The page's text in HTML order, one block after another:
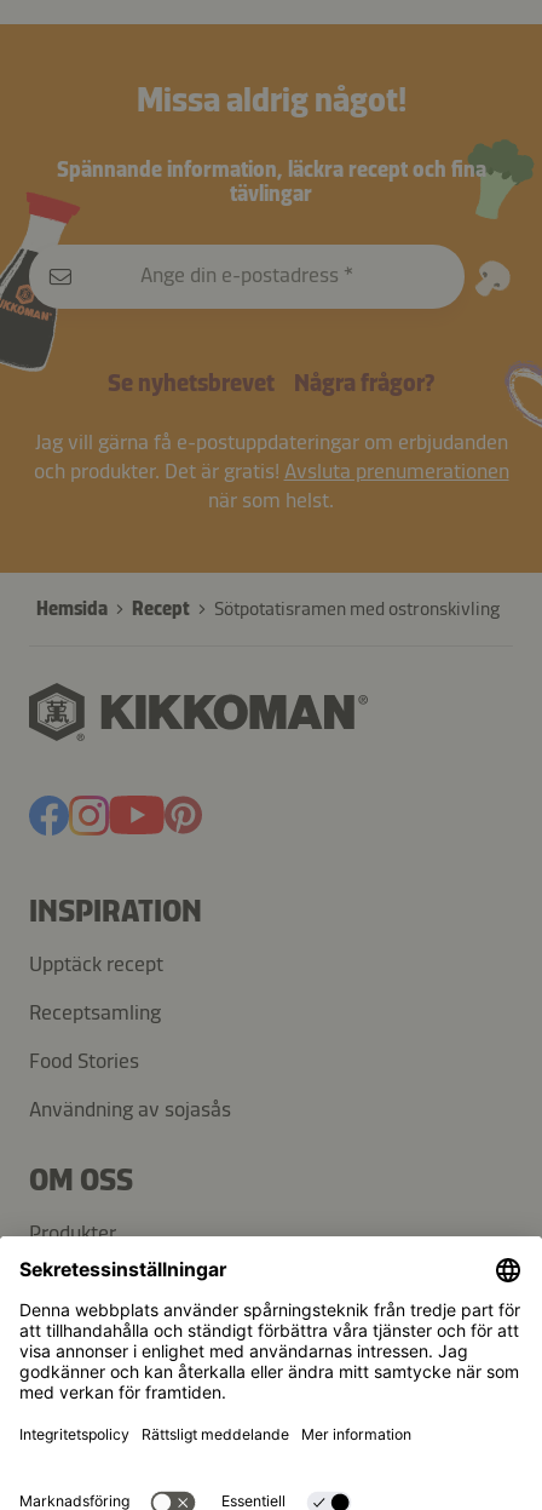
Missa aldrig något!
Spännande information, läckra recept och fina
tävlingar
Ange din e-postadress
Se nyhetsbrevet Några frågor?
Jag vill gärna få e-postuppdateringar om erbjudanden
och produkter. Det är gratis! Avsluta prenumerationen
när som helst.
Hemsida Recept Sötpotatisramen med ostronskivling
INSPIRATION
Upptäck recept
Receptsamling
Food Stories
Användning av sojasås
OM OSS
Produkter
Kikkoman gruppen
Hållbarhet
KUNDSERVICE
FAQ
Kontakt